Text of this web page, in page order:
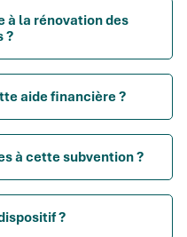
à la rénovation des
?
aide financière ?
à cette subvention ?
?